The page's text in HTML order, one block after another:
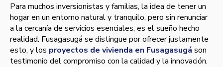
Para muchos inversionistas y familias, la idea de tener un
hogar en un entorno natural y tranquilo, pero sin renunciar
a la cercanía de servicios esenciales, es el sueño hecho
realidad. Fusagasugá se distingue por ofrecer justamente
esto, y los proyectos de vivienda en Fusagasugá son
testimonio del compromiso con la calidad y la innovación.